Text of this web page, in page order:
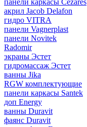
панели каркасы Cezares
акрил Jacob Delafon
гидро VITRA
панели Vagnerplast
панели Novitek
Radomir
экраны Эстет
гидромассаж Эстет
ванны Jika
RGW комплектующие
панели каркасы Santek
доп Energy
ванны Duravit
фаянс Duravit